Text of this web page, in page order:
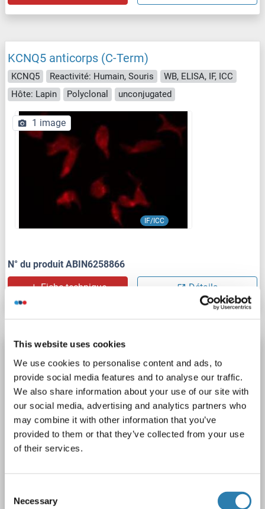
This website uses cookies
We use cookies to personalise content and ads, to
provide social media features and to analyse our traffic.
We also share information about your use of our site with
our social media, advertising and analytics partners who
may combine it with other information that you’ve
provided to them or that they’ve collected from your use
of their services.
Selection
Necessary
KCNQ5 anticorps (C-Term)
KCNQ5 Reactivité: Humain, Souris
WB, ELISA, IF, ICC
Hôte: Lapin
Polyclonal unconjugated
IF/ICC
1 image
N° du produit ABIN6258866
Fiche technique Détails
KCNQ5 anticorps (AA 575-624)
Reactivité: Humain, Souris, Rat, Chien, Cheval, Porc, Lapin, Singe, Roussette (Chauve-souris)
Hôte: Lapin
Polyclonal unconjugated
1 image